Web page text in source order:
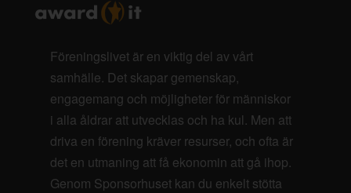
Föreningslivet är en viktig del av vårt
samhälle. Det skapar gemenskap,
engagemang och möjligheter för människor
i alla åldrar att utvecklas och ha kul. Men att
driva en förening kräver resurser, och ofta är
det en utmaning att få ekonomin att gå ihop.
Genom Sponsorhuset kan du enkelt stötta